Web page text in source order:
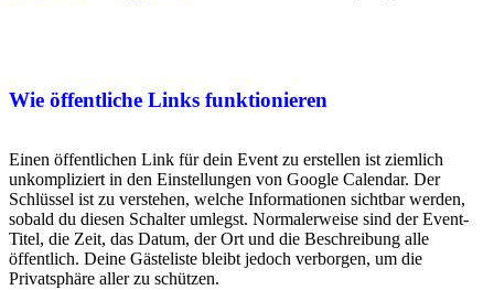
Wie öffentliche Links funktionieren
Einen öffentlichen Link für dein Event zu erstellen ist ziemlich
unkompliziert in den Einstellungen von Google Calendar. Der
Schlüssel ist zu verstehen, welche Informationen sichtbar werden,
sobald du diesen Schalter umlegst. Normalerweise sind der Event-
Titel, die Zeit, das Datum, der Ort und die Beschreibung alle
öffentlich. Deine Gästeliste bleibt jedoch verborgen, um die
Privatsphäre aller zu schützen.